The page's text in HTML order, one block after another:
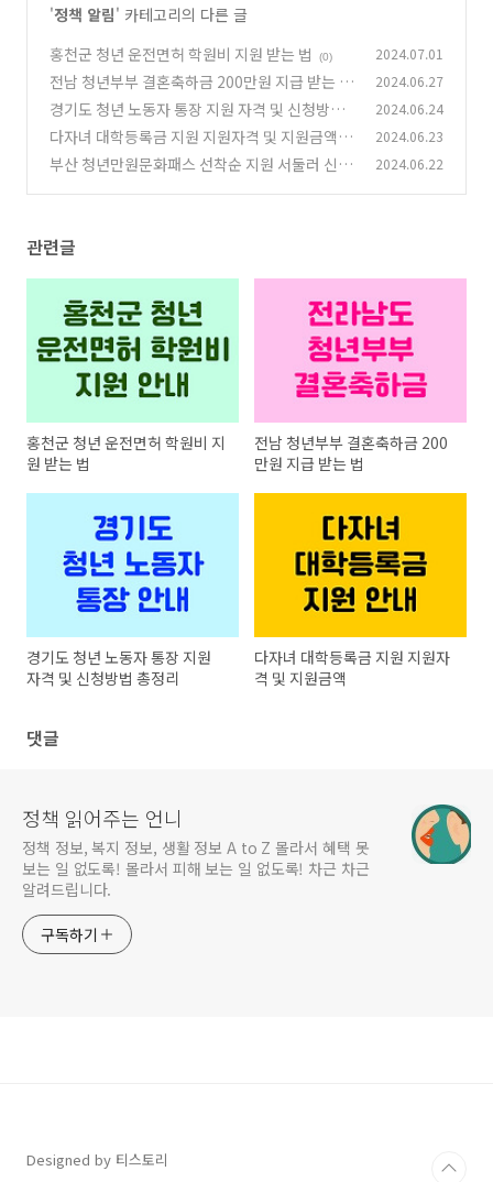
'정책 알림' 카테고리의 다른 글
홍천군 청년 운전면허 학원비 지원 받는 법
(0) 2024.07.01
전남 청년부부 결혼축하금 200만원 지급 받는 법
(0)
2024.06.27
경기도 청년 노동자 통장 지원 자격 및 신청방법
총정리
(0)
2024.06.24
다자녀 대학등록금 지원 지원자격 및 지원금액
(0)
2024.06.23
부산 청년만원문화패스 선착순 지원 서둘러 신청
2024.06.22
관련글
홍천군 청년 운전면허 학원비 지
원 받는 법
전남 청년부부 결혼축하금 200
만원 지급 받는 법
경기도 청년 노동자 통장 지원
자격 및 신청방법 총정리
다자녀 대학등록금 지원 지원자
격 및 지원금액
댓글
정책 읽어주는 언니
정책 정보, 복지 정보, 생활 정보 A to Z 몰라서 혜택 못
보는 일 없도록! 몰라서 피해 보는 일 없도록! 차근 차근
알려드립니다.
구독하기
Designed by 티스토리